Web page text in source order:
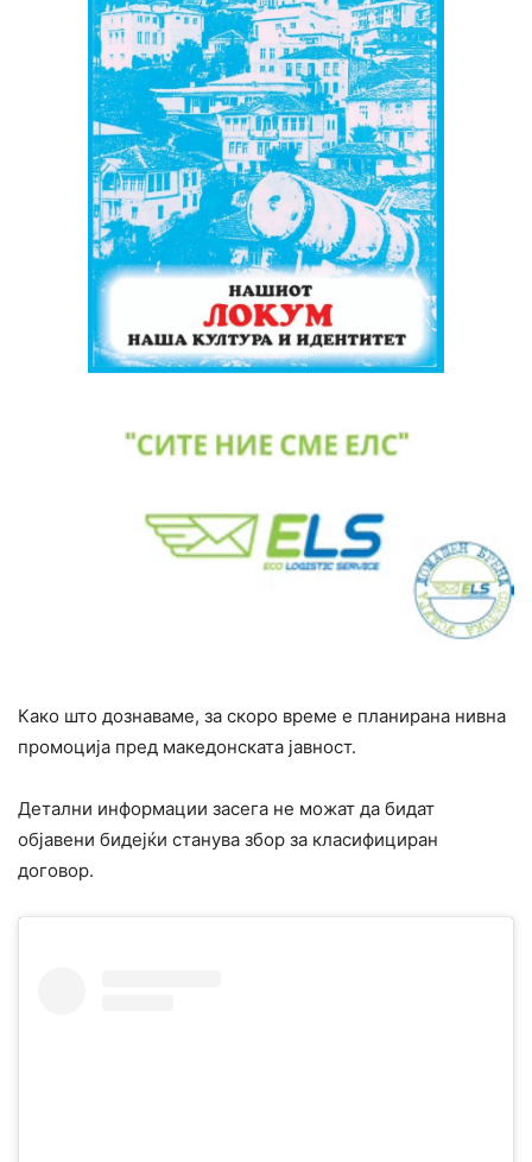
Како што дознаваме, за скоро време е планирана нивна
промоција пред македонската јавност.
Детални информации засега не можат да бидат
објавени бидејќи станува збор за класифициран
договор.